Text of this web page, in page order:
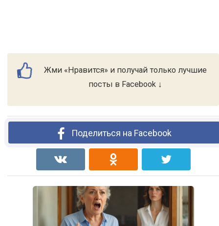
Жми «Нравится» и получай только лучшие
посты в Facebook ↓
Поделиться на Facebook